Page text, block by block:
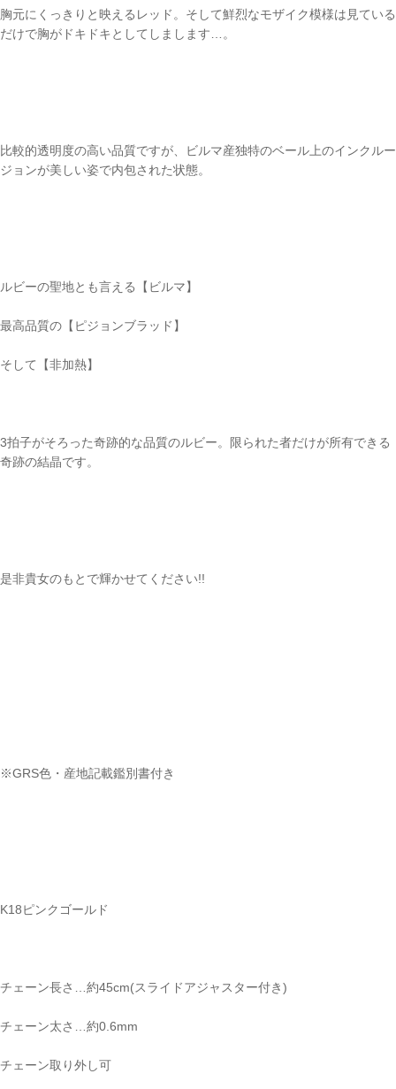
胸元にくっきりと映えるレッド。そして鮮烈なモザイク模様は見ている
だけで胸がドキドキとしてしまします…。
比較的透明度の高い品質ですが、ビルマ産独特のベール上のインクルー
ジョンが美しい姿で内包された状態。
ルビーの聖地とも言える【ビルマ】
最高品質の【ピジョンブラッド】
そして【非加熱】
3拍子がそろった奇跡的な品質のルビー。限られた者だけが所有できる
奇跡の結晶です。
是非貴女のもとで輝かせてください!!
※GRS色・産地記載鑑別書付き
K18ピンクゴールド
チェーン長さ…約45cm(スライドアジャスター付き)
チェーン太さ…約0.6mm
チェーン取り外し可